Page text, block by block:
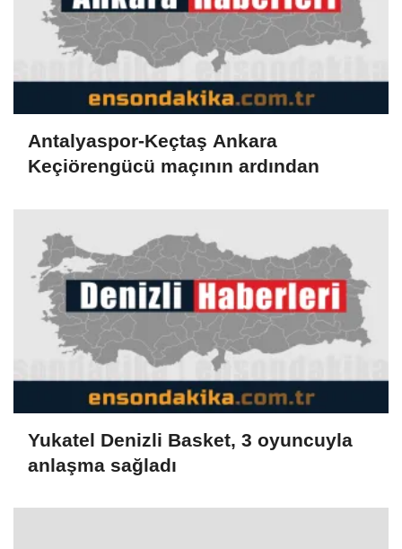
Antalyaspor-Keçtaş Ankara
Keçiörengücü maçının ardından
Yukatel Denizli Basket, 3 oyuncuyla
anlaşma sağladı